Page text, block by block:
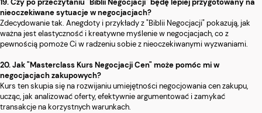
19. Czy po przeczytaniu "Biblii Negocjacji" będę lepiej przygotowany na
nieoczekiwane sytuacje w negocjacjach?
Zdecydowanie tak. Anegdoty i przykłady z "Biblii Negocjacji" pokazują, jak
ważna jest elastyczność i kreatywne myślenie w negocjacjach, co z
pewnością pomoże Ci w radzeniu sobie z nieoczekiwanymi wyzwaniami.
20. Jak "Masterclass Kurs Negocjacji Cen" może pomóc mi w
negocjacjach zakupowych?
Kurs ten skupia się na rozwijaniu umiejętności negocjowania cen zakupu,
ucząc, jak analizować oferty, efektywnie argumentować i zamykać
transakcje na korzystnych warunkach.